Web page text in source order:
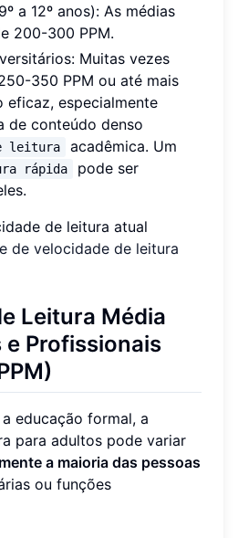
a 12º anos): As médias
200-300 PPM.
Muitas vezes
350 PPM ou até mais
eficaz, especialmente
de conteúdo denso
leitura acadêmica. Um
rápida
pode ser
de leitura atual
de velocidade de leitura
Leitura Média
Profissionais
educação formal, a
para adultos pode variar
a maioria das pessoas
ou funções